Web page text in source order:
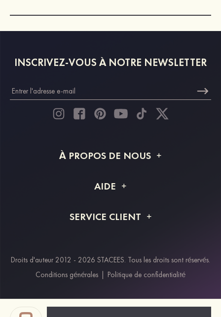
INSCRIVEZ-VOUS À NOTRE NEWSLETTER
À PROPOS DE NOUS
Livraison
AIDE
Retour et remboursement
SERVICE CLIENT
Modes de paiement
Klarna
Paypal
Droits d'auteur 2012 - 2026 STACEES. Tous les droits sont réservés.
Conditions générales
Politique de confidentialité